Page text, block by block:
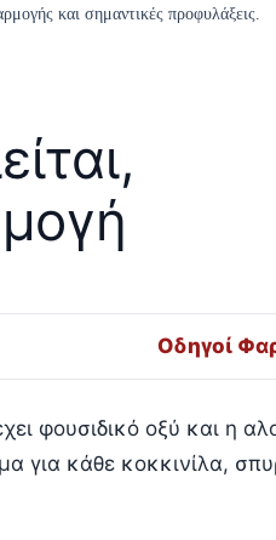
και σημαντικές προφυλάξεις.
Οδηγοί
φουσιδικό οξύ και η
για κάθε κοκκινίλα,